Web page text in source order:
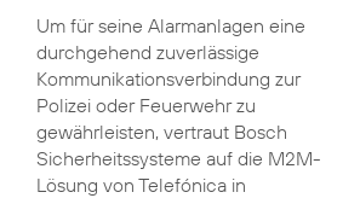
Um für seine Alarmanlagen eine
durchgehend zuverlässige
Kommunikationsverbindung zur
Polizei oder Feuerwehr zu
gewährleisten, vertraut Bosch
Sicherheitssysteme auf die M2M-
Lösung von Telefónica in